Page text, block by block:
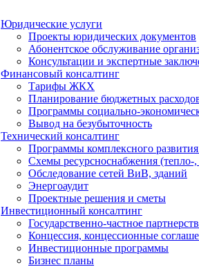
Юридические услуги
Проекты юридических документов
Абонентское обслуживание
Консультации и экспертные
Финансовый консалтинг
Тарифы ЖКХ
Планирование бюджетных
Программы социально-
Вывод на безубыточность
Технический консалтинг
Программы комплексного
Схемы ресурсноснабжения
Обследование сетей ВиВ, зданий
Энергоаудит
Проектные решения и сметы
Инвестиционный консалтинг
Государственно-частное
Концессия, концессионные
Инвестиционные программы
Бизнес планы